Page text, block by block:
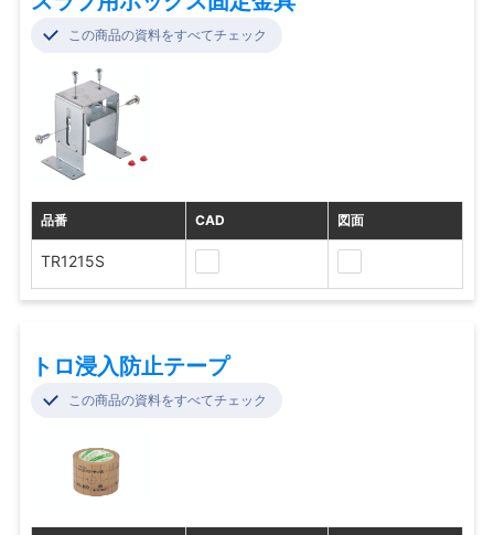
この商品の資料をすべてチェック
品番 CAD 図面
TR1215S
トロ浸入防止テープ
この商品の資料をすべてチェック